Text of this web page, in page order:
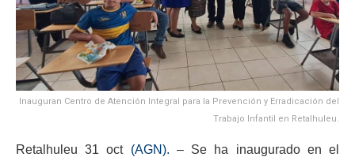
Inauguran Centro de Atención Integral para la Prevención y Erradicación del
Trabajo Infantil en Retalhuleu.
Retalhuleu 31 oct (AGN). – Se ha inaugurado en el